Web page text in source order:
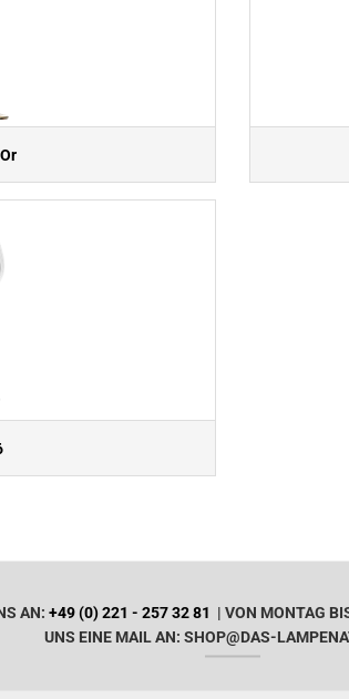
AN: +49 (0) 221 - 257 32 81 | VON MONTAG
UNS EINE MAIL AN: SHOP@DAS-